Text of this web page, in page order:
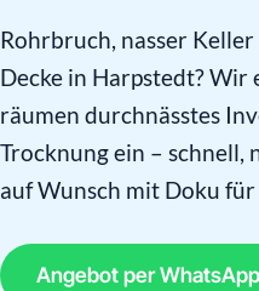
Rohrbruch, nasser
Decke in Harpstedt? Wir
räumen durchnässtes
Trocknung ein – schnell,
auf Wunsch mit Doku
Angebot per WhatsApp